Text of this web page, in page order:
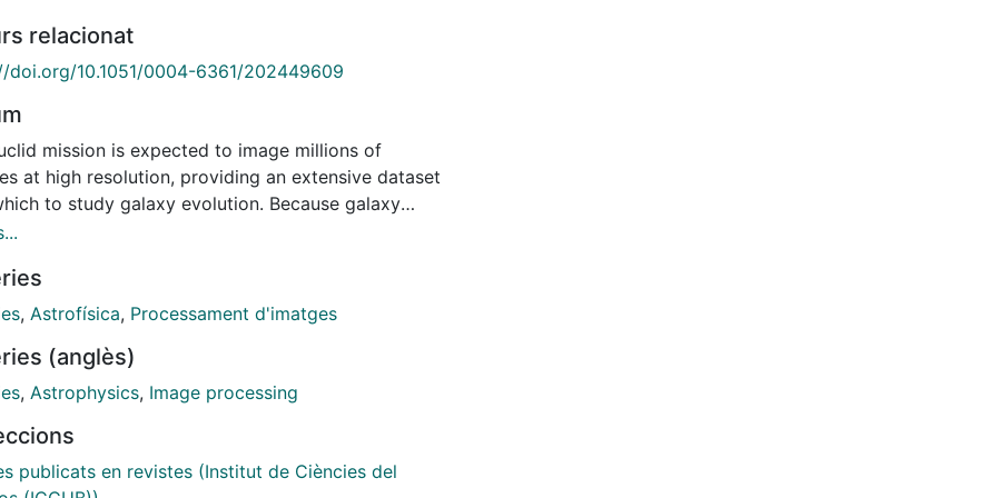
relacionat
doi.org/10.1051/0004-6361/202449609
mission is expected to image millions of
at high resolution, providing an extensive dataset
to study galaxy evolution. Because galaxy
is both a fundamental parameter and one
of deep learning in predicting the detailed
of galaxies in Euclid using Zoobot, a
from the Galaxy Zoo project. We adapted Zoobot
with emulated Euclid images generated based on
by volunteers in the Galaxy Zoo: Hubble project.
with different numbers of galaxies and
, Astrofísica, Processament d'imatges
(anglès)
, Astrophysics, Image processing
publicats en revistes (Institut de Ciències del